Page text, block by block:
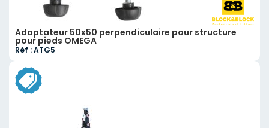
Adaptateur 50x50 perpendiculaire pour structure
pour pieds OMEGA
Réf : ATG5